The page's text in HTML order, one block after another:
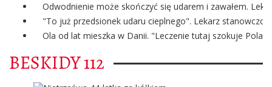
Odwodnienie może skończyć się udarem i zawałem.
"To już przedsionek udaru cieplnego". Lekarz stanowczo
Ola od lat mieszka w Danii. "Leczenie tutaj szokuje
BESKIDY 112